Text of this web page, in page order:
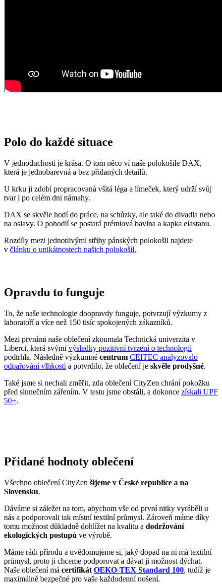
Polo do každé situace
V jednoduchosti je krása. O tom něco ví naše polokošile DAX,
která je jednobarevná a bez přidaných detailů.
U krku ji zdobí propracovaná všitá léga a límeček, který udrží svůj
tvar i po celém dni námahy.
DAX se skvěle hodí do práce, na schůzky, ale také do divadla nebo
na oslavy. O pohodlí se postará prémiová bavlna a kapka elastanu.
Rozdíly mezi jednotlivými střihy pánských polokošil najdete
v článku o unikátnostech našich polokošil.
Opravdu to funguje
To, že naše technologie doopravdy funguje, potvrzují výzkumy z
laboratoří a více než 150 tisíc spokojených zákazníků.
Mezi prvními naše oblečení zkoumala Technická univerzita v
Liberci, která svými výsledky pozitivní tvrzení o technologii
podtrhla. Následně výzkumné centrum CEITEC analyzovalo
odpařování vlhkosti a potvrdilo, že oblečení je skvěle prodyšné.
Také jsme si nechali změřit, zda oblečení CityZen chrání pokožku
před slunečním zářením. V testu jsme obstáli, a dokonce získali UPF
50+.
Přidané hodnoty oblečení
Všechno oblečení CityZen šijeme v České republice a na
Slovensku.
Dáváme si záležet na tom, abychom vše od první nitky vyráběli u
nás a podporovali tak místní textilní průmysl. Zároveň máme díky
tomu možnost důkladně dohlížet na kvalitu a dodržování
ekologických postupů ve výrobě.
Máme rádi přírodu a uvědomujeme si, jaký dopad na ni má textilní
průmysl, proto ji chceme podporovat a dávat ji možnost dýchat.
Naše oblečení má certifikát OEKO-TEX Standard 100, tudíž je
maximálně bezpečné pro vaše každodenní nošení.